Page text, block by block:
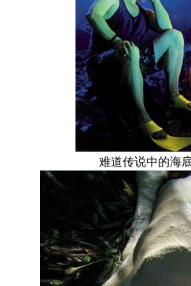
难道传说中的海